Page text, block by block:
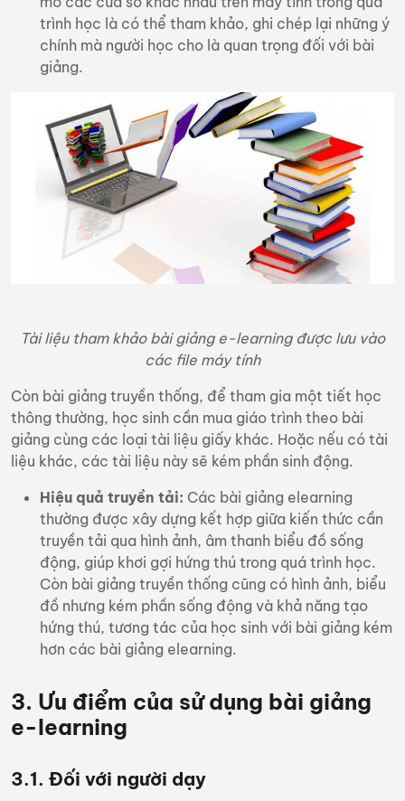
trình học là có thể tham khảo, ghi chép lại những ý
chính mà người học cho là quan trọng đối với bài
giảng.
Tài liệu tham khảo bài giảng e-learning được lưu vào
các file máy tính
Còn bài giảng truyền thống, để tham gia một tiết học
thông thường, học sinh cần mua giáo trình theo bài
giảng cùng các loại tài liệu giấy khác. Hoặc nếu có tài
liệu khác, các tài liệu này sẽ kém phần sinh động.
Hiệu quả truyền tải: Các bài giảng elearning
thường được xây dựng kết hợp giữa kiến thức cần
truyền tải qua hình ảnh, âm thanh biểu đồ sống
động, giúp khơi gợi hứng thú trong quá trình học.
Còn bài giảng truyền thống cũng có hình ảnh, biểu
đồ nhưng kém phần sống động và khả năng tạo
hứng thú, tương tác của học sinh với bài giảng kém
hơn các bài giảng elearning.
3. Ưu điểm của sử dụng bài giảng
e-learning
3.1. Đối với người dạy